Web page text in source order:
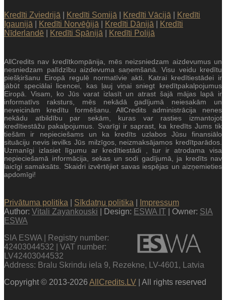
Kredīti Zviedrijā Kredīti Somijā Kredīti Vācijā
Kredīti
Igaunijā
Kredīti Norvēģijā Kredīti Dānijā
Kredīti
Nīderlandē
Kredīti Spānijā Kredīti Polijā
AllCredits nav kredītkompānija, mēs neizsniedzam aizdevumus un
nesniedzam palīdzību aizdevuma saņemšanā. Visu veidu kredītu
piešķiršanu Eiropā regulē normatīvie akti. Katrai kredītiestādei ir
jābūt speciālai licencei, kas ļauj viņai sniegt kredītpakalpojumus
Eiropā. Visam, ko Jūs varat izlasīt un atrast šajā mājas lapā ir
informatīvs raksturs, mēs nekādā gadījumā neiesakām un
neveicinām kredītu formēšanu. AllCredits administrācija nenes
nekādu atbildību par sekām, kuras var rasties izmantojot
kredītiestāžu pakalpojumus. Svarīgi ir saprast, ka kredīts Jums tik
tiešām ir nepieciešams un ka kredīts uzlabos Jūsu finansiālo
situāciju nevis ievilks Jūs milzīgos, neizmaksājamos kredītparādos.
Uzmanīgi izlasiet līgumu ar kredītiestādi , tur ir atrodama visa
nepieciešamā informācija, sekas un sodi gadījumā, ja kredīts nav
laicīgi samaksāts. Skaidri izvērtējiet savas iespējas un aizņemieties
apdomīgi!
Privātuma politika Sīkdatņu politika
Impressum
Author: Vitali Zayankouski | Design: ESWA IT | Owner: SIA
ESWA
SIA ESWA | Registry number:
42403044532 | VAT number:
LV42403044532
Address: Bralu Skrindu iela 9, Rezekne, LV-4601, Latvia
Copyright © 2013-2026 AllCredits.LV | All rights reserved